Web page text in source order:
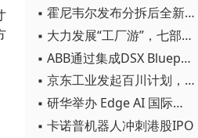
▪ 霍尼韦尔发布分拆后全新品牌：霍尼韦尔科技与霍尼韦尔航空航天
▪ 大力发展“工厂游”，七部门联合发文！
▪ ABB通过集成DSX Blueprint AI基础设施，扩大与英伟达的合作
▪ 京东工业发起百川计划， 构建工业大模型新生态
▪ 研华举办 Edge AI 国际论坛
▪ 卡诺普机器人冲刺港股IPO